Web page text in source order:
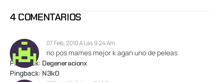
4 COMENTARIOS
07 Feb, 2010 A Las 9:24 Am
no pos mames mejor k agan uno de peleas
Pingback: Degeneracionx
Pingback: N3k0